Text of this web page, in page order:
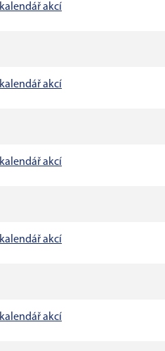
kalendář akcí
kalendář akcí
kalendář akcí
kalendář akcí
kalendář akcí